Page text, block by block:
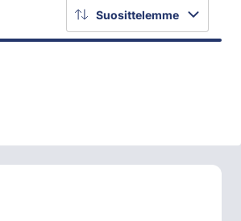
Suosittelemme